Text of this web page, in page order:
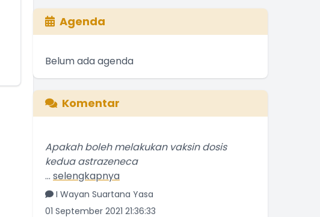
Agenda
Belum ada agenda
Komentar
kedua astrazeneca
...selengkapnya
I Wayan Suartana Yasa
01 September 2021 21:36:33